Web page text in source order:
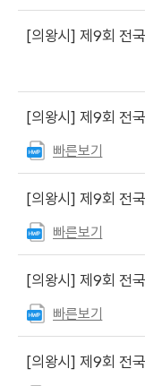
[의왕시] 제9회 전국동
[의왕시] 제9회 전국동시
빠른보기
[의왕시] 제9회 전국
빠른보기
[의왕시] 제9회 전국동시
빠른보기
[의왕시] 제9회 전국동시